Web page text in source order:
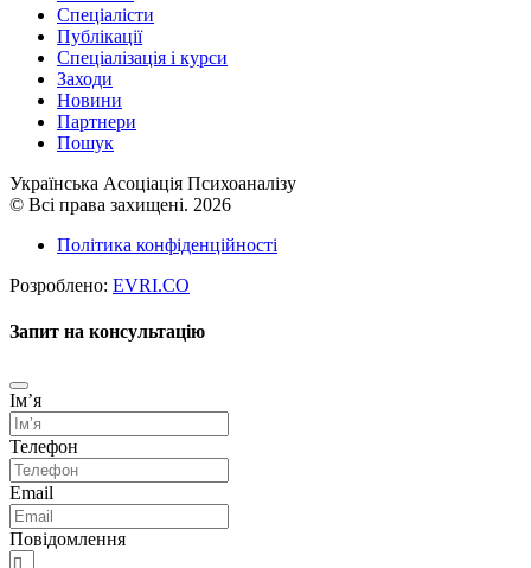
Спеціалісти
Публікації
Cпеціалізація і курси
Заходи
Новини
Партнери
Пошук
Українська Асоціація Психоаналізу
© Всі права захищені. 2026
Політика конфіденційності
Розроблено: EVRI.CO
Запит на консультацію
Імʼя
Телефон
Email
Повідомлення